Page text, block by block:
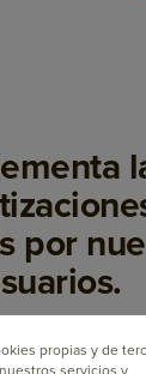
por
propias y de
servicios y